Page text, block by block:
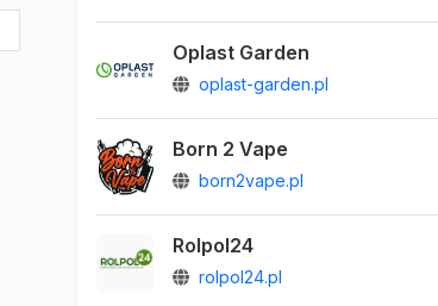
Oplast Garden
oplast-garden.pl
Born 2 Vape
born2vape.pl
Rolpol24
rolpol24.pl